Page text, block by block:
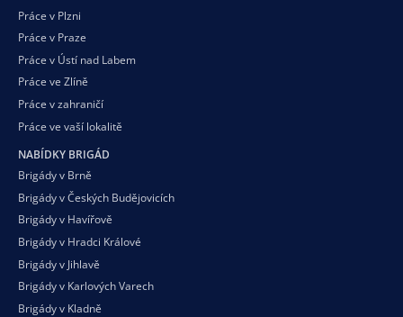
Práce v Plzni
Práce v Praze
Práce v Ústí nad Labem
Práce ve Zlíně
Práce v zahraničí
Práce ve vaší lokalitě
NABÍDKY BRIGÁD
Brigády v Brně
Brigády v Českých Budějovicích
Brigády v Havířově
Brigády v Hradci Králové
Brigády v Jihlavě
Brigády v Karlových Varech
Brigády v Kladně